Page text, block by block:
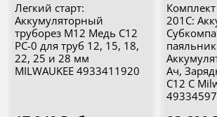
Легкий старт:
Аккумуляторный
труборез M12 Медь C12
PC-0 для труб 12, 15, 18,
22, 25 и 28 мм
MILWAUKEE 4933411920
201C:
паяльник
Ач,
C12 C